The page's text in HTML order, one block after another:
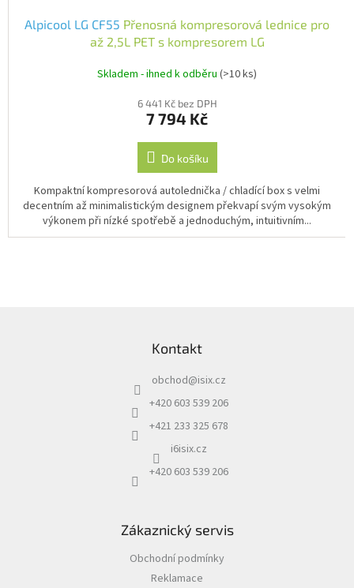
Alpicool LG CF55 Přenosná kompresorová lednice pro
až 2,5L PET s kompresorem LG
Skladem - ihned k odběru (>10 ks)
6 441 Kč bez DPH
7 794 Kč
Do košíku
Kompaktní kompresorová autolednička / chladící box s velmi
decentním až minimalistickým designem překvapí svým vysokým
výkonem při nízké spotřebě a jednoduchým, intuitivním...
Kontakt
obchod@isix.cz
+420 603 539 206
+421 233 325 678
i6isix.cz
+420 603 539 206
Zákaznický servis
Obchodní podmínky
Reklamace